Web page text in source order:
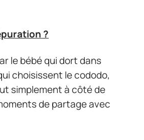
?
le bébé qui dort dans
choisissent le cododo,
simplement à côté de
de partage avec